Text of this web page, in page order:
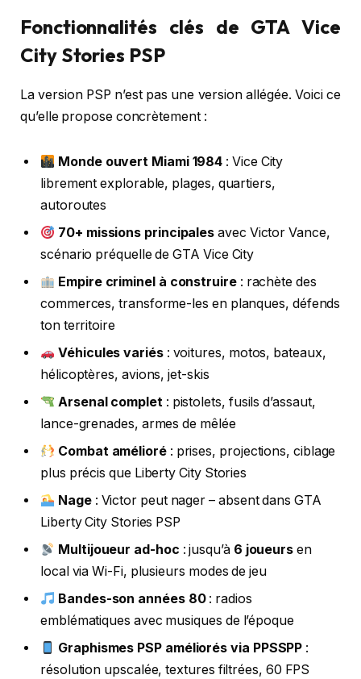
Fonctionnalités clés de GTA Vice
City Stories PSP
La version PSP n’est pas une version allégée. Voici ce
qu’elle propose concrètement :
Monde ouvert Miami 1984 : Vice City
librement explorable, plages, quartiers,
autoroutes
70+ missions principales avec Victor Vance,
scénario préquelle de GTA Vice City
Empire criminel à construire: rachète des
commerces, transforme-les en planques, défends
ton territoire
Véhicules variés: voitures, motos, bateaux,
hélicoptères, avions, jet-skis
Arsenal complet: pistolets, fusils d’assaut,
lance-grenades, armes de mêlée
Combat amélioré: prises, projections, ciblage
plus précis que Liberty City Stories
Nage: Victor peut nager – absent dans GTA
Liberty City Stories PSP
Multijoueur ad-hoc : jusqu’à 6 joueurs en
local via Wi-Fi, plusieurs modes de jeu
Bandes-son années 80: radios
emblématiques avec musiques de l’époque
Graphismes PSP améliorés via PPSSPP :
résolution upscalée, textures filtrées, 60 FPS